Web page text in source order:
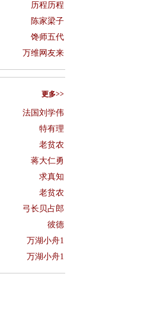
历程历程
陈家梁子
馋师五代
万维网友来
更多>>
法国刘学伟
特有理
老贫农
蒋大仁勇
求真知
老贫农
弓长贝占郎
彼德
万湖小舟1
万湖小舟1